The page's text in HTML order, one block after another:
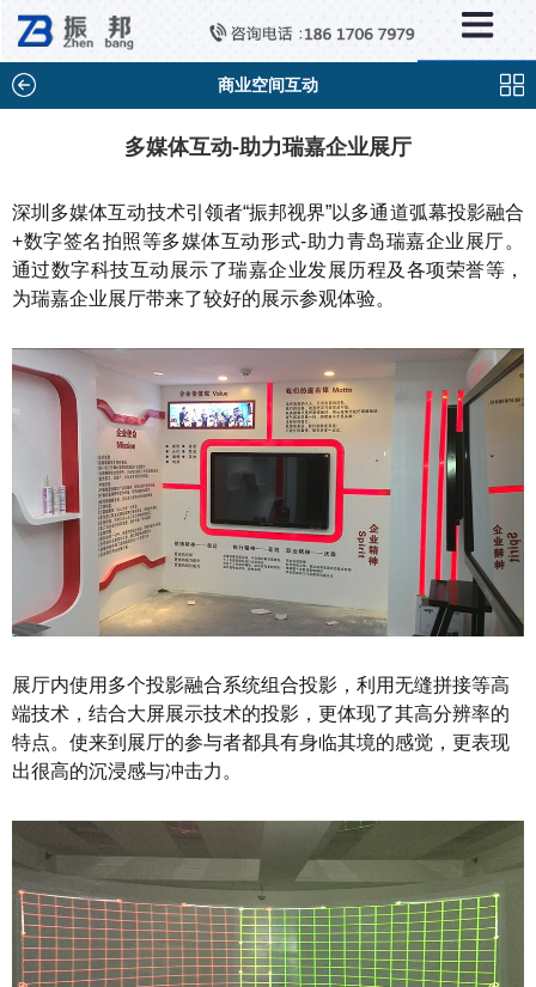
商业空间互动
多媒体互动-助力瑞嘉企业展厅
深圳多媒体互动技术引领者“振邦视界”以多通道弧幕投影融合
+数字签名拍照等多媒体互动形式-助力青岛瑞嘉企业展厅。
通过数字科技互动展示了瑞嘉企业发展历程及各项荣誉等，
为瑞嘉企业展厅带来了较好的展示参观体验。
展厅内使用多个投影融合系统组合投影，利用无缝拼接等高
端技术，结合大屏展示技术的投影，更体现了其高分辨率的
特点。使来到展厅的参与者都具有身临其境的感觉，更表现
出很高的沉浸感与冲击力。
新闻中心
×
公司新闻
行业新闻
问题解答
百科知识